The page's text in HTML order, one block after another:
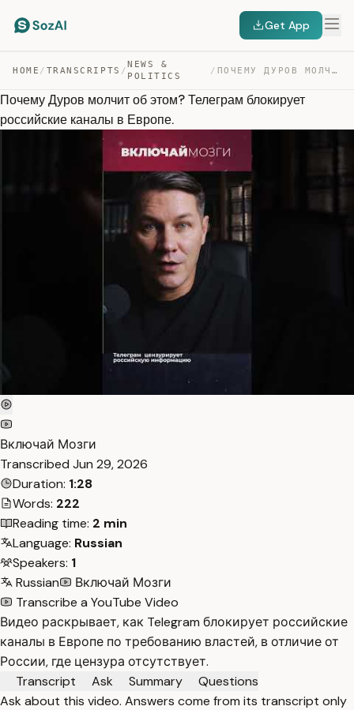
Get App
HOME / TRANSCRIPTS /
NEWS &
POLITICS
/ ПОЧЕМУ ДУРОВ МОЛЧИТ ОБ ЭТОМ? ТЕЛЕГРАМ БЛОКИРУЕТ РОССИЙС… — TRANSCRIPT
Почему Дуров молчит об этом? Телеграм блокирует
российские каналы в Европе.
Включай Мозги
Transcribed Jun 29, 2026
Duration: 1:28
Words: 222
Reading time: 2 min
Language: Russian
Speakers: 1
Russian
Включай Мозги
Transcribe a YouTube Video
Видео раскрывает, как Telegram блокирует российские
каналы в Европе по требованию властей, в отличие от
России, где цензура отсутствует.
Transcript
Ask Summary
Questions
Ask about this video. Answers come from its transcript only